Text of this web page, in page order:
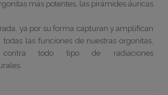
más potentes, las pirámides áuricas
ya por su forma capturan y amplifican
las funciones de nuestras orgonitas
contra todo tipo de radiaciones